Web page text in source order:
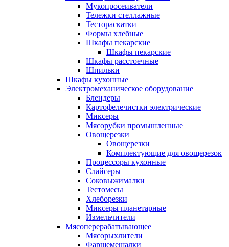
Мукопросеиватели
Тележки стеллажные
Тестораскатки
Формы хлебные
Шкафы пекарские
Шкафы пекарские
Шкафы расстоечные
Шпильки
Шкафы кухонные
Электромеханическое оборудование
Блендеры
Картофелечистки электрические
Миксеры
Мясорубки промышленные
Овощерезки
Овощерезки
Комплектующие для овощерезок
Процессоры кухонные
Слайсеры
Соковыжималки
Тестомесы
Хлеборезки
Миксеры планетарные
Измельчители
Мясоперерабатывающее
Мясорыхлители
Фаршемешалки